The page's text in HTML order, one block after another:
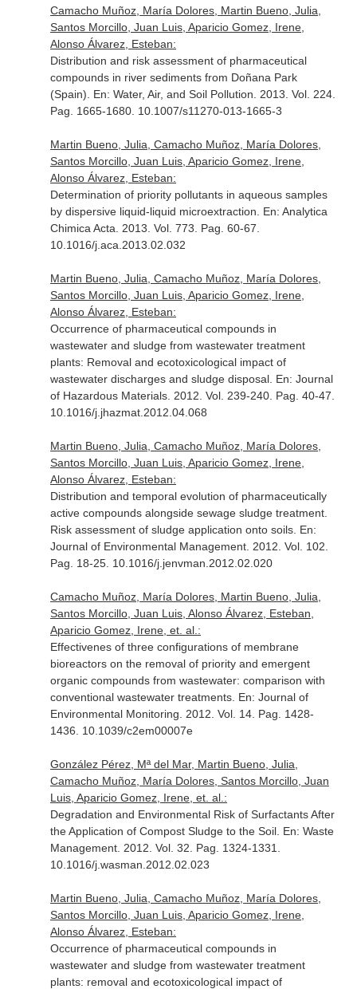
Camacho Muñoz, María Dolores, Martin Bueno, Julia,
Santos Morcillo, Juan Luis, Aparicio Gomez, Irene,
Alonso Álvarez, Esteban:
Distribution and risk assessment of pharmaceutical
compounds in river sediments from Doñana Park
(Spain). En: Water, Air, and Soil Pollution . 2013. Vol. 224.
Pag. 1665-1680. 10.1007/s11270-013-1665-3
Martin Bueno, Julia, Camacho Muñoz, María Dolores,
Santos Morcillo, Juan Luis, Aparicio Gomez, Irene,
Alonso Álvarez, Esteban:
Determination of priority pollutants in aqueous samples
by dispersive liquid-liquid microextraction. En: Analytica
Chimica Acta . 2013. Vol. 773. Pag. 60-67.
10.1016/j.aca.2013.02.032
Martin Bueno, Julia, Camacho Muñoz, María Dolores,
Santos Morcillo, Juan Luis, Aparicio Gomez, Irene,
Alonso Álvarez, Esteban:
Occurrence of pharmaceutical compounds in
wastewater and sludge from wastewater treatment
plants: Removal and ecotoxicological impact of
wastewater discharges and sludge disposal. En: Journal
of Hazardous Materials. 2012. Vol. 239-240. Pag. 40-47.
10.1016/j.jhazmat.2012.04.068
Martin Bueno, Julia, Camacho Muñoz, María Dolores,
Santos Morcillo, Juan Luis, Aparicio Gomez, Irene,
Alonso Álvarez, Esteban:
Distribution and temporal evolution of pharmaceutically
active compounds alongside sewage sludge treatment.
Risk assessment of sludge application onto soils. En:
Journal of Environmental Management. 2012. Vol. 102.
Pag. 18-25. 10.1016/j.jenvman.2012.02.020
Camacho Muñoz, María Dolores, Martin Bueno, Julia,
Santos Morcillo, Juan Luis, Alonso Álvarez, Esteban,
Aparicio Gomez, Irene, et. al.:
Effectivenes of three configurations of membrane
bioreactors on the removal of priority and emergent
organic compounds from wastewater: comparison with
conventional wastewater treatments. En: Journal of
Environmental Monitoring . 2012. Vol. 14. Pag. 1428-
1436. 10.1039/c2em00007e
González Pérez, Mª del Mar, Martin Bueno, Julia,
Camacho Muñoz, María Dolores, Santos Morcillo, Juan
Luis, Aparicio Gomez, Irene, et. al.:
Degradation and Environmental Risk of Surfactants After
the Application of Compost Sludge to the Soil. En: Waste
Management. 2012. Vol. 32. Pag. 1324-1331.
10.1016/j.wasman.2012.02.023
Martin Bueno, Julia, Camacho Muñoz, María Dolores,
Santos Morcillo, Juan Luis, Aparicio Gomez, Irene,
Alonso Álvarez, Esteban:
Occurrence of pharmaceutical compounds in
wastewater and sludge from wastewater treatment
plants: removal and ecotoxicological impact of